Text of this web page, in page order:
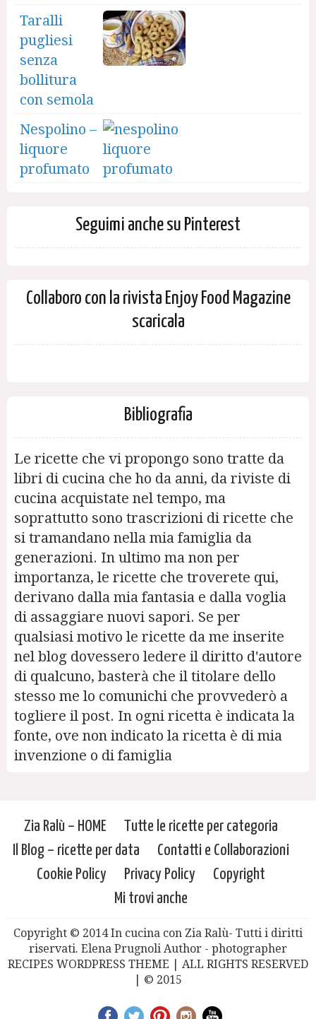
Taralli
pugliesi
senza
bollitura
con semola
Nespolino –
liquore
profumato
Seguimi anche su Pinterest
Collaboro con la rivista Enjoy Food Magazine
scaricala
Bibliografia
Le ricette che vi propongo sono tratte da
libri di cucina che ho da anni, da riviste di
cucina acquistate nel tempo, ma
soprattutto sono trascrizioni di ricette che
si tramandano nella mia famiglia da
generazioni. In ultimo ma non per
importanza, le ricette che troverete qui,
derivano dalla mia fantasia e dalla voglia
di assaggiare nuovi sapori. Se per
qualsiasi motivo le ricette da me inserite
nel blog dovessero ledere il diritto d'autore
di qualcuno, basterà che il titolare dello
stesso me lo comunichi che provvederò a
togliere il post. In ogni ricetta è indicata la
fonte, ove non indicato la ricetta è di mia
invenzione o di famiglia
Zia Ralù – HOME
Tutte le ricette per categoria
Il Blog – ricette per data
Contatti e Collaborazioni
Cookie Policy
Privacy Policy
Copyright
Mi trovi anche
Copyright © 2014 In cucina con Zia Ralù- Tutti i diritti
riservati. Elena Prugnoli Author - photographer
RECIPES WORDPRESS THEME | ALL RIGHTS RESERVED
| © 2015